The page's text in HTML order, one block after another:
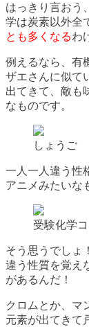
はっきり言おう
学は炭素以外全
とも多くなるわ
例えるなら、有
ザエさんに似て
出てきて、敵も
なものです。
しょうご
一人一人違う性
アニメみたいな
受験化学
そう思うでしょ
違う性質を覚え
があるんだ！
クロムとか、マ
元素が出てきて